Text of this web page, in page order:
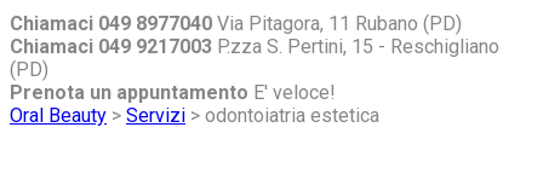
Chiamaci 049 8977040 Via Pitagora, 11 Rubano (PD)
Chiamaci 049 9217003 P.zza S. Pertini, 15 - Reschigliano
(PD)
Prenota un appuntamento E' veloce!
Oral Beauty > Servizi > odontoiatria estetica